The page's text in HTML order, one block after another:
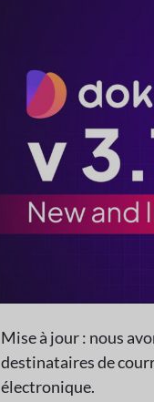
Mise à jour : nous
destinataires de
électronique.